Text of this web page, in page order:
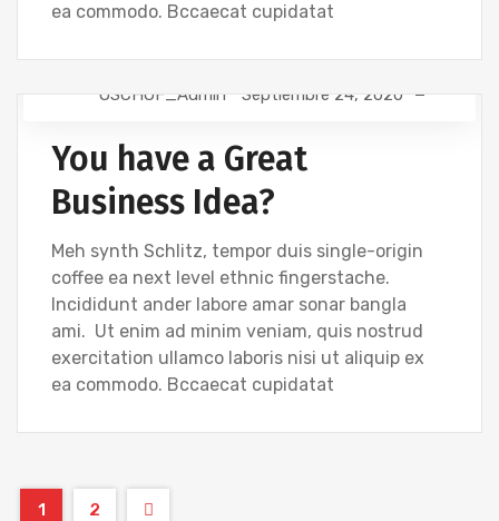
ea commodo. Bccaecat cupidatat
OSCHOF_Admin Septiembre 24, 2020
You have a Great
Business Idea?
Meh synth Schlitz, tempor duis single-origin
coffee ea next level ethnic fingerstache.
Incididunt ander labore amar sonar bangla
ami. Ut enim ad minim veniam, quis nostrud
exercitation ullamco laboris nisi ut aliquip ex
ea commodo. Bccaecat cupidatat
1 2